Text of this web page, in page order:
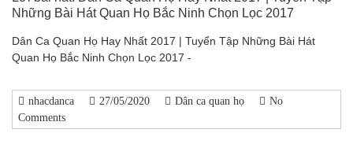
Những Bài Hát Quan Họ Bắc Ninh Chọn Lọc 2017
Dân Ca Quan Họ Hay Nhất 2017 | Tuyển Tập Những Bài Hát
Quan Họ Bắc Ninh Chọn Lọc 2017 -
nhacdanca 27/05/2020 Dân ca quan họ
No
Comments